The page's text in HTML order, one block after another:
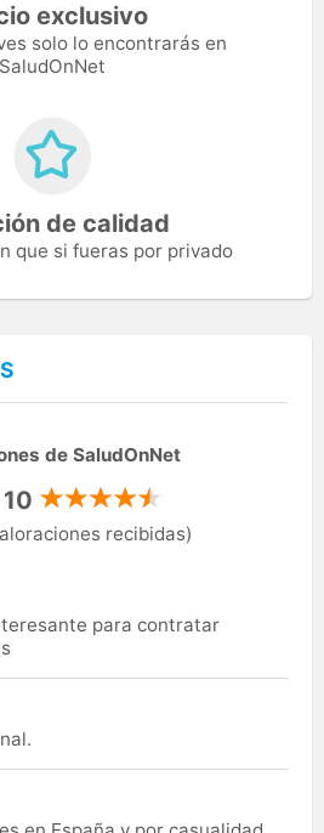
exclusivo
solo lo encontrarás en
SaludOnNet
de calidad
que si fueras por privado
de SaludOnNet
recibidas)
para contratar